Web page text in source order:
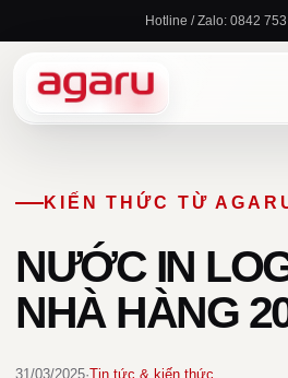
nội
Hotline / Zalo: 0842
KIẾN THỨC TỪ
NƯỚC IN
NHÀ HÀNG
31/03/2025·Tin tức & kiến thức